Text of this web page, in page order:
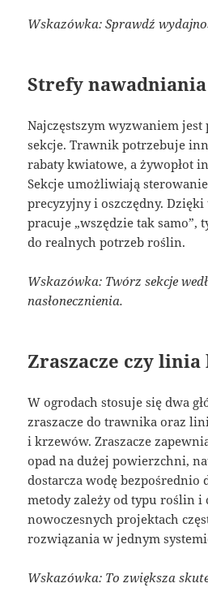
Wskazówka: Sprawdź
Strefy
Najczęstszym wyzwaniem jest
sekcje. Trawnik potrzebuje
rabaty kwiatowe, a żywopłot
Sekcje umożliwiają
precyzyjny i oszczędny.
pracuje „wszędzie tak samo”,
do realnych potrzeb roślin.
Wskazówka: Twórz sekcje
nasłonecznienia.
Zraszacze czy
W ogrodach stosuje się dwa
zraszacze do trawnika oraz
i krzewów. Zraszacze
opad na dużej powierzchni,
dostarcza wodę bezpośrednio
metody zależy od typu roślin
nowoczesnych projektach
rozwiązania w jednym
Wskazówka: To zwiększa